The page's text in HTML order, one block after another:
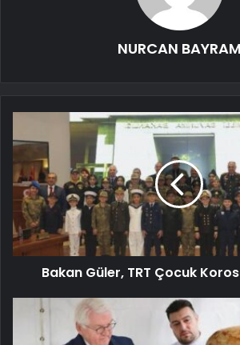
NURCAN BAYRAM
Bakan Güler, TRT Çocuk